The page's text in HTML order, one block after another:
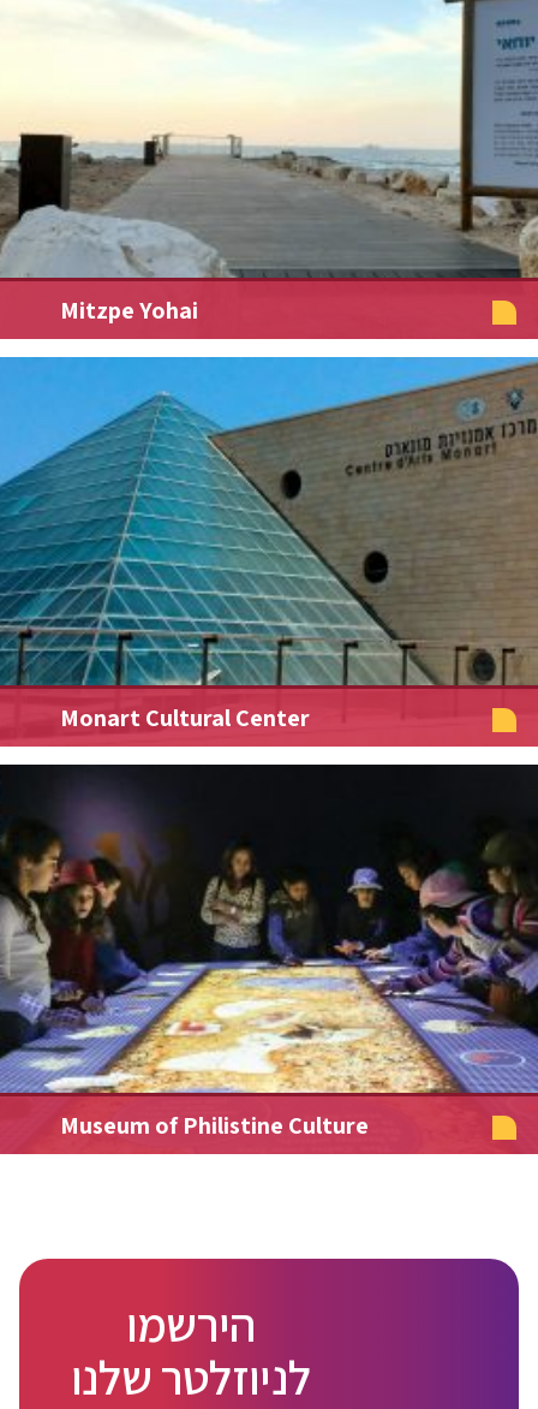
Mitzpe Yohai
Monart Cultural Center
Museum of Philistine Culture
הירשמו
לניוזלטר שלנו